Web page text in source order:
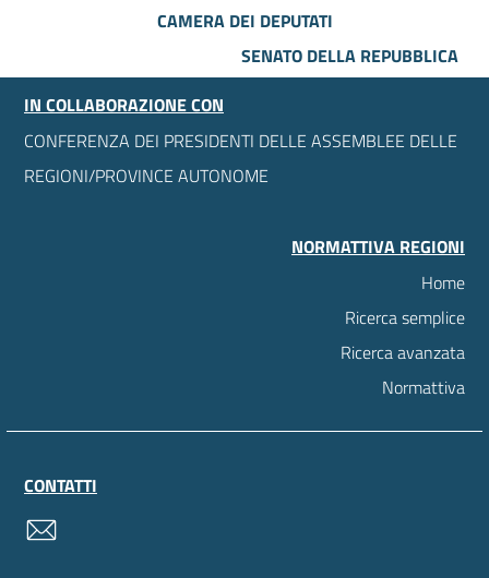
CAMERA DEI DEPUTATI
SENATO DELLA REPUBBLICA
IN COLLABORAZIONE CON
CONFERENZA DEI PRESIDENTI DELLE ASSEMBLEE DELLE
REGIONI/PROVINCE AUTONOME
NORMATTIVA REGIONI
Home
Ricerca semplice
Ricerca avanzata
Normattiva
CONTATTI